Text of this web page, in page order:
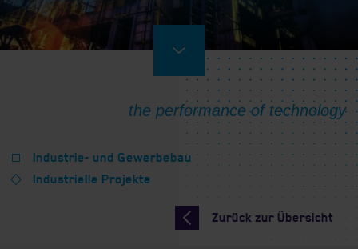
Industrie- und Gewerbebau
Industrielle Projekte
Zurück zur Übersicht